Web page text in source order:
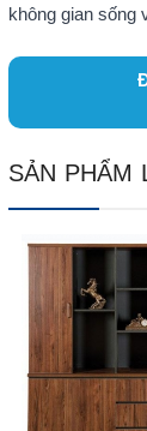
không gian sống
SẢN PHẨM